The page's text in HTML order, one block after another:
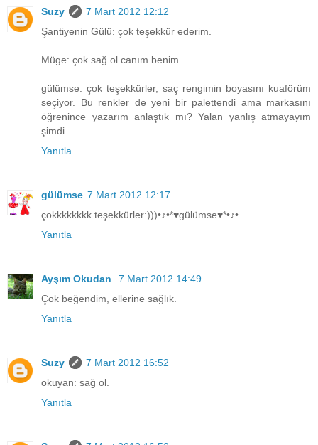
Suzy
7 Mart 2012 12:12
Şantiyenin Gülü: çok teşekkür ederim.
Müge: çok sağ ol canım benim.
gülümse: çok teşekkürler, saç rengimin boyasını kuaförüm
seçiyor. Bu renkler de yeni bir palettendi ama markasını
öğrenince yazarım anlaştık mı? Yalan yanlış atmayayım
şimdi.
Yanıtla
gülümse 7 Mart 2012 12:17
çokkkkkkkk teşekkürler:)))•♪•*♥gülümse♥*•♪•
Yanıtla
Ayşım Okudan
7 Mart 2012 14:49
Çok beğendim, ellerine sağlık.
Yanıtla
Suzy
7 Mart 2012 16:52
okuyan: sağ ol.
Yanıtla